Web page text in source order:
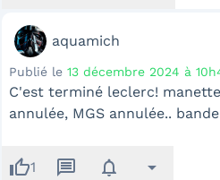
aquamich
Publié le 13 décembre 2024 à
C'est terminé leclerc!
annulée, MGS annulée..
thumb_up1 message notifications arrow_drop_down